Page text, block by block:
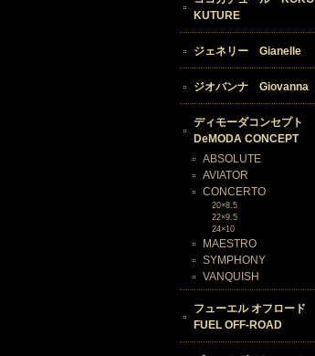
KUTURE
ジェネリー Gianelle
ジオバンナ Giovanna
ディモーダコンセプト
DeMODA CONCEPT
ABSOLUTE
AVIATOR
CONCERTO
20×8.5
22×9.5
24×10
MAESTRO
SYMPHONY
VANQUISH
フューエル オフロード
FUEL OFF-ROAD